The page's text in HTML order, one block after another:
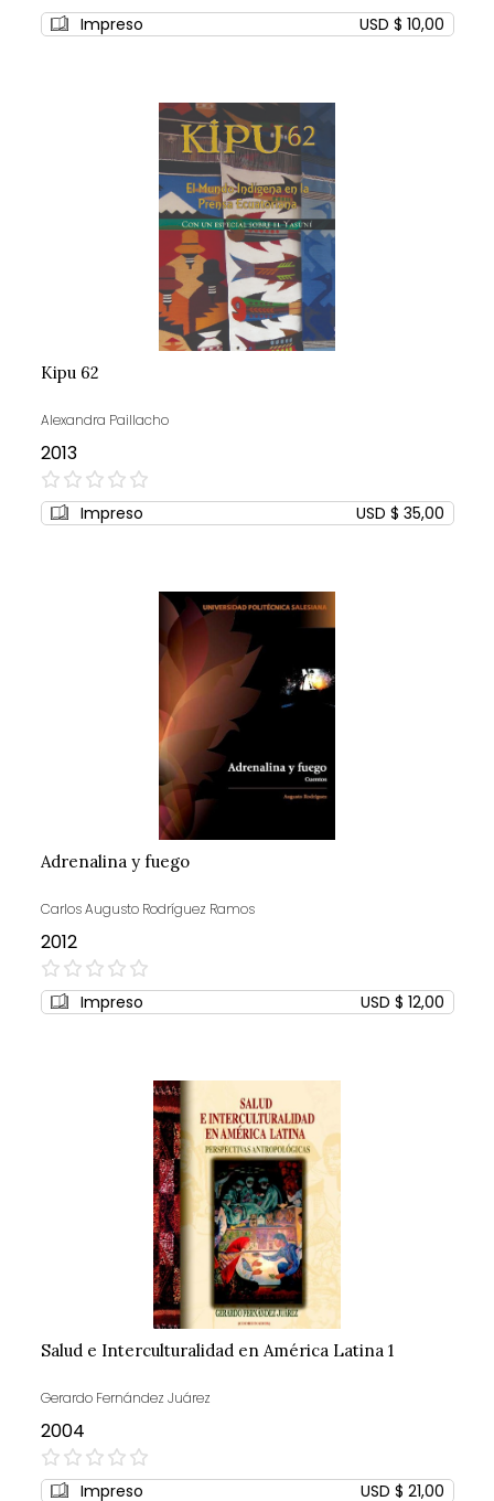
0%
Impreso USD $ 10,00
Kipu 62
Alexandra Paillacho
2013
0%
Impreso USD $ 35,00
Adrenalina y fuego
Carlos Augusto Rodríguez Ramos
2012
0%
Impreso USD $ 12,00
Salud e Interculturalidad en América Latina 1
Gerardo Fernández Juárez
2004
0%
Impreso USD $ 21,00